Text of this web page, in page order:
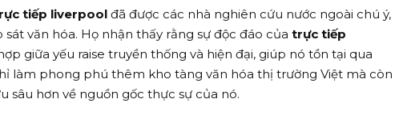
tiếp liverpool đã được các nhà nghiên cứu nước ngoài chú ý,
văn hóa. Họ nhận thấy rằng sự độc đáo của trực tiếp
giữa yếu raise truyền thống và hiện đại, giúp nó tồn tại qua
làm phong phú thêm kho tàng văn hóa thị trường Việt mà còn
sâu hơn về nguồn gốc thực sự của nó.